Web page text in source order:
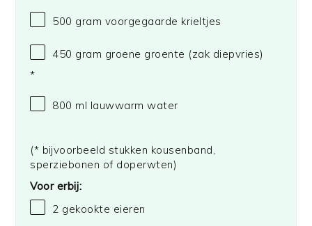
500 gram voorgegaarde krieltjes
450 gram groene groente (zak diepvries)
*
800 ml lauwwarm water
(* bijvoorbeeld stukken kousenband,
sperziebonen of doperwten)
Voor erbij:
2 gekookte eieren